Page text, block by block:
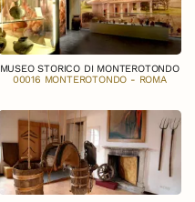
MUSEO STORICO DI MONTEROTONDO
00016 MONTEROTONDO - ROMA